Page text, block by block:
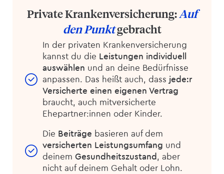
Private Kranken­versicherung: Auf
den Punktgebracht
In der privaten Kranken­versicherung
kannst du die Leistungen individuell
auswählen und an deine Bedürfnisse
anpassen. Das heißt auch, dass jede:r
Versicherte einen eigenen Vertrag
braucht, auch mitversicherte
Ehepartner:innen oder Kinder.
Die Beiträge basieren auf dem
versicherten Leistungsumfang und
deinem Gesundheitszustand , aber
nicht auf deinem Gehalt oder Lohn.